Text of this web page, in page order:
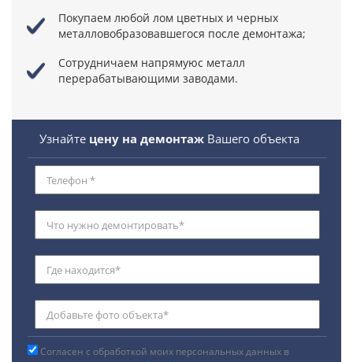
Покупаем любой лом цветных и черных
металловобразовавшегося после демонтажа;
Сотрудничаем напрямуюс металл
перерабатывающими заводами.
Узнайте цену на демонтаж Вашего объекта
Согласен с обработкой моих персональных данных в